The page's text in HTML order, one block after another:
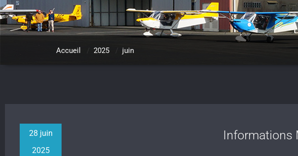
Accueil 2025 juin
28 juin
2025
Informations